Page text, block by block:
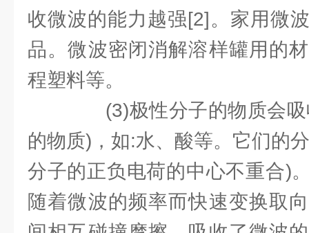
收微波的能力越强[2]。家用微
品。微波密闭消解溶样罐用的
程塑料等。
(3)极性分子的物质会吸
的物质)，如:水、酸等。它们的
分子的正负电荷的中心不重合)
随着微波的频率而快速变换取